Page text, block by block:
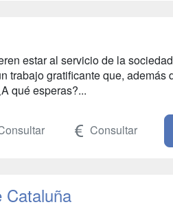
estar al servicio de la
trabajo gratificante que, además
qué esperas?...
Consultar
Cataluña